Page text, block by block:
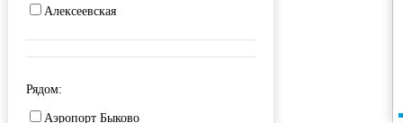
Алексеевская
Алма-Атинская
Аминьевская
Андроновка
Рядом:
Аэропорт Быково